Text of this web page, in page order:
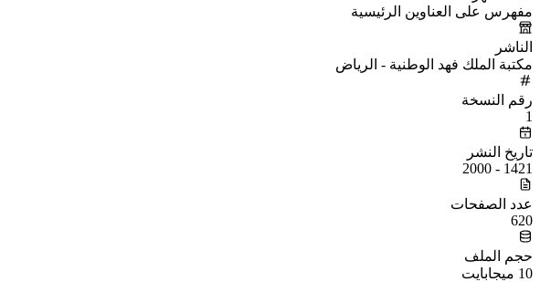
مفهرس على العناوين الرئيسية
الناشر
مكتبة الملك فهد الوطنية - الرياض
رقم النسخة
1
تاريخ النشر
1421 - 2000
عدد الصفحات
620
حجم الملف
10 ميجابايت